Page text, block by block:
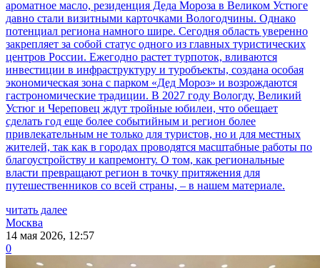
ароматное масло, резиденция Деда Мороза в Великом Устюге
давно стали визитными карточками Вологодчины. Однако
потенциал региона намного шире. Сегодня область уверенно
закрепляет за собой статус одного из главных туристических
центров России. Ежегодно растет турпоток, вливаются
инвестиции в инфраструктуру и туробъекты, создана особая
экономическая зона с парком «Дед Мороз» и возрождаются
гастрономические традиции. В 2027 году Вологду, Великий
Устюг и Череповец ждут тройные юбилеи, что обещает
сделать год еще более событийным и регион более
привлекательным не только для туристов, но и для местных
жителей, так как в городах проводятся масштабные работы по
благоустройству и капремонту. О том, как региональные
власти превращают регион в точку притяжения для
путешественников со всей страны, – в нашем материале.
читать далее
Москва
14 мая 2026, 12:57
0